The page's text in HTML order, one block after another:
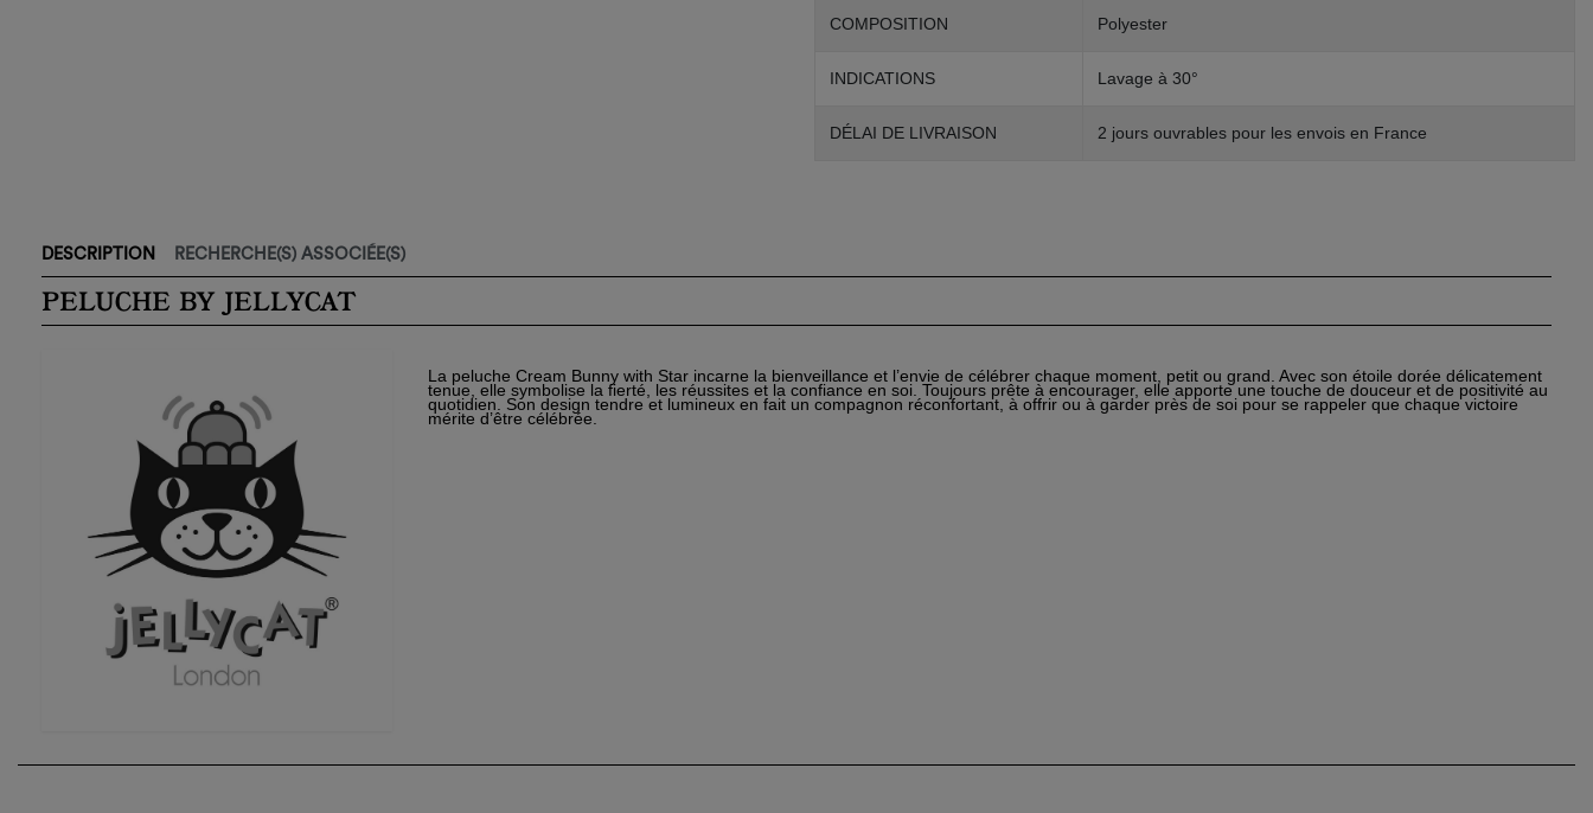
add_circle_outline Créer
COMPOSITION Polyester
INDICATIONS Lavage à 30°
DÉLAI DE LIVRAISON 2 jours ouvrables pour les envois en France
DESCRIPTION RECHERCHE(S) ASSOCIÉE(S)
PELUCHE BY JELLYCAT
La peluche Cream Bunny with Star incarne la bienveillance et l’envie de célébrer chaque moment, petit ou grand. Avec son étoile dorée délicatement
tenue, elle symbolise la fierté, les réussites et la confiance en soi. Toujours prête à encourager, elle apporte une touche de douceur et de positivité au
quotidien. Son design tendre et lumineux en fait un compagnon réconfortant, à offrir ou à garder près de soi pour se rappeler que chaque victoire
mérite d’être célébrée.